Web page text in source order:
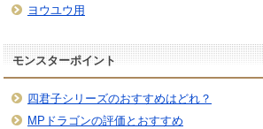
ヨウユウ用
モンスターポイント
四君子シリーズのおすすめはどれ？
MPドラゴンの評価とおすすめ